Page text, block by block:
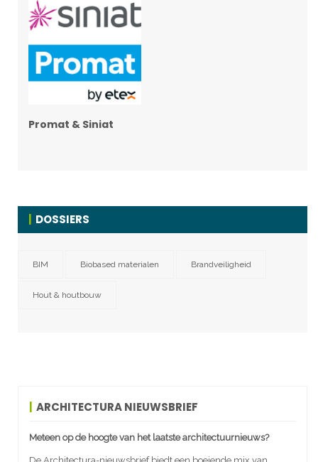
Promat & Siniat
DOSSIERS
BIM Biobased materialen Brandveiligheid
Hout & houtbouw
ARCHITECTURA NIEUWSBRIEF
Meteen op de hoogte van het laatste architectuurnieuws?